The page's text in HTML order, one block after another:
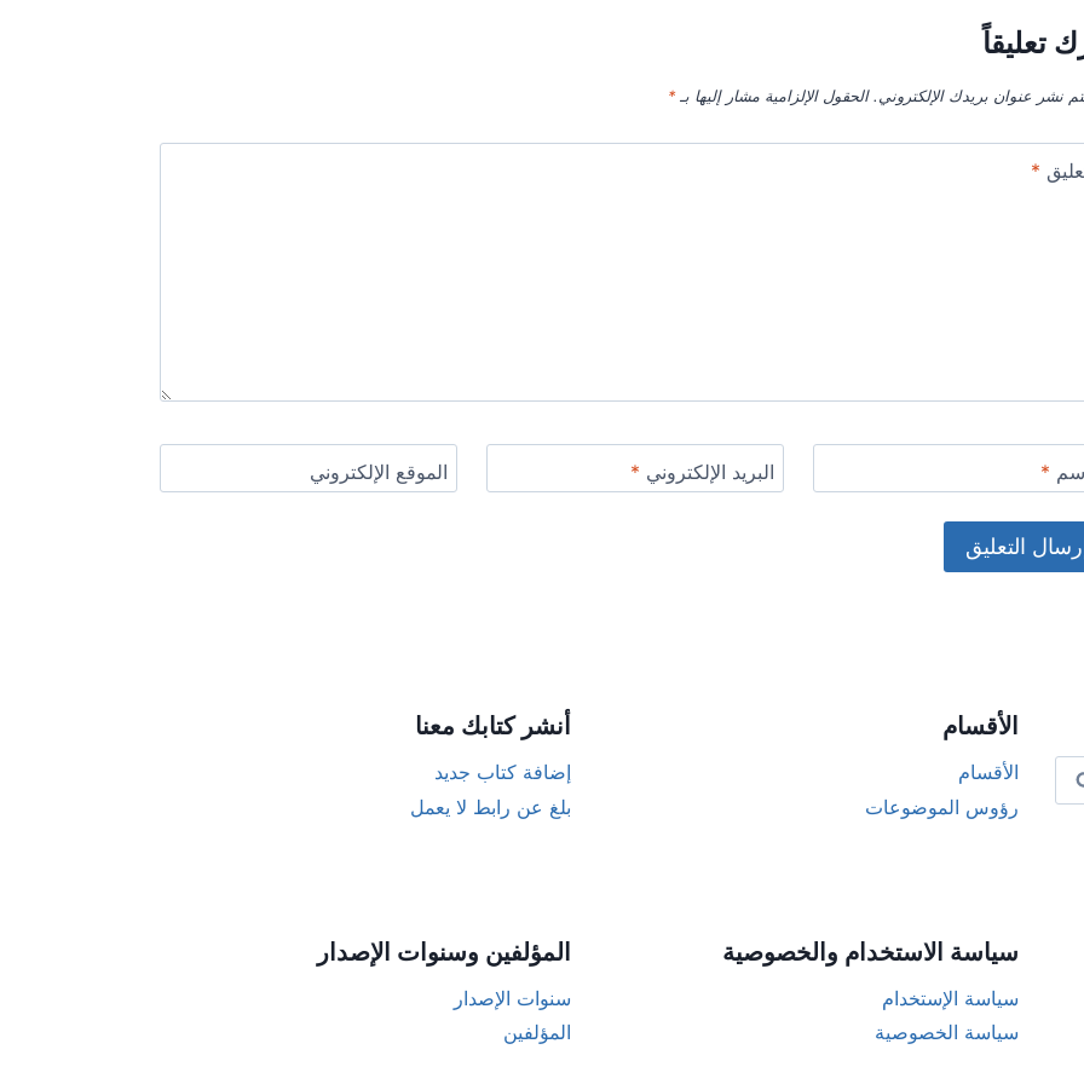
تعليقاً
نشر عنوان بريدك الإلكتروني. الحقول الإلزامية مشار إليها بـ*
*
* البريد الإلكتروني * الموقع الإلكتروني
الأقسام
الأقسام
رؤوس الموضوعات
أنشر كتابك معنا
إضافة كتاب جديد
بلغ عن رابط لا يعمل
سياسة الاستخدام والخصوصية
سياسة الإستخدام
سياسة الخصوصية
المؤلفين وسنوات الإصدار
سنوات الإصدار
المؤلفين